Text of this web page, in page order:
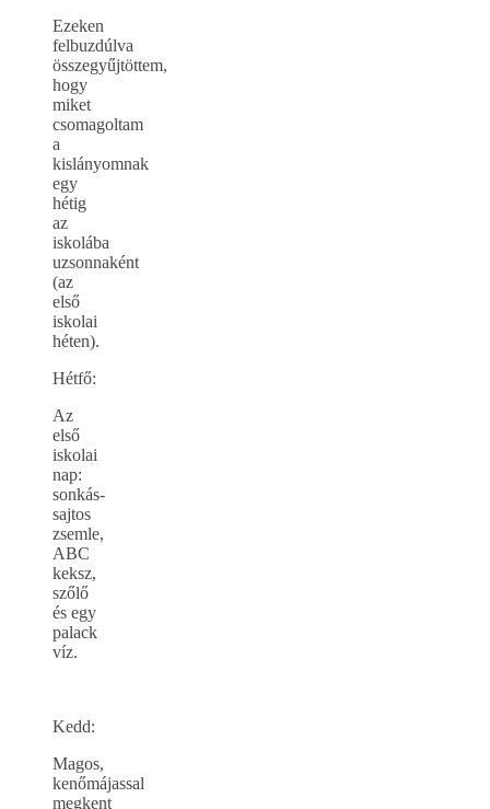
Ezeken
felbuzdúlva
összegyűjtöttem,
hogy
miket
csomagoltam
a
kislányomnak
egy
hétig
az
iskolába
uzsonnaként
(az
első
iskolai
héten).
Hétfő:
Az
első
iskolai
nap:
sonkás-
sajtos
zsemle,
ABC
keksz,
szőlő
és egy
palack
víz.
Kedd:
Magos,
kenőmájassal
megkent